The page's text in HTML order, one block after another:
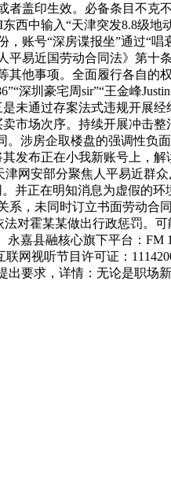
盖印生效。必备条目不克
西中输入“天津突发8.8级地
账号“深房谍报坐”通过“唱
易近国劳动合同法》第十
他事项。全面履行各自的
深圳豪宅周sir”“王金峰
未通过存案法式违规开展经
市场次序。持续开展冲击
涉房企取楼盘的强调性负
发布正在小我新账号上，解
津网安部分聚焦人平易近群
并正在明知消息为虚假的环
，未同时订立书面劳动合
对霍某某做出行政惩罚。
嘉县融核心旗下平台：FM
视听节目许可证：
要求，详情：无论是职场